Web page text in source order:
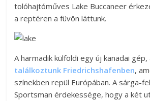
tolóhajtóműves Lake Buccaneer
a reptéren a füvön láttunk.
A harmadik külföldi egy új kanadai
találkoztunk Friedrichshafenben,
színekben repül Európában. A sárga-
Sportsman érdekessége, hogy a két